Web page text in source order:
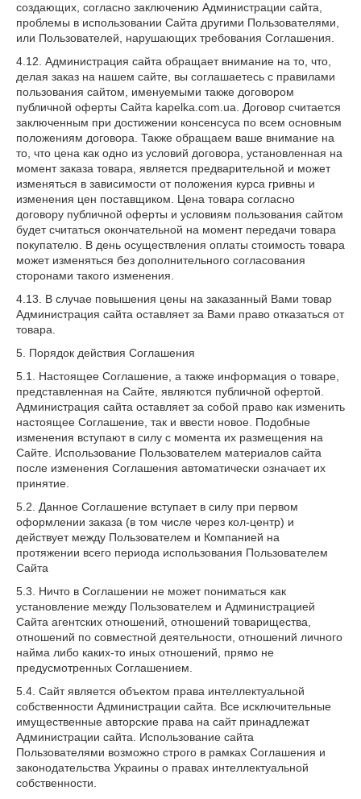
создающих, согласно заключению Администрации сайта,
проблемы в использовании Сайта другими Пользователями,
или Пользователей, нарушающих требования Соглашения.
4.12. Администрация сайта обращает внимание на то, что,
делая заказ на нашем сайте, вы соглашаетесь с правилами
пользования сайтом, именуемыми также договором
публичной оферты Сайта kapelka.com.ua. Договор считается
заключенным при достижении консенсуса по всем основным
положениям договора. Также обращаем ваше внимание на
то, что цена как одно из условий договора, установленная на
момент заказа товара, является предварительной и может
изменяться в зависимости от положения курса гривны и
изменения цен поставщиком. Цена товара согласно
договору публичной оферты и условиям пользования сайтом
будет считаться окончательной на момент передачи товара
покупателю. В день осуществления оплаты стоимость товара
может изменяться без дополнительного согласования
сторонами такого изменения.
4.13. В случае повышения цены на заказанный Вами товар
Администрация сайта оставляет за Вами право отказаться от
товара.
5. Порядок действия Соглашения
5.1. Настоящее Соглашение, а также информация о товаре,
представленная на Сайте, являются публичной офертой.
Администрация сайта оставляет за собой право как изменить
настоящее Соглашение, так и ввести новое. Подобные
изменения вступают в силу с момента их размещения на
Сайте. Использование Пользователем материалов сайта
после изменения Соглашения автоматически означает их
принятие.
5.2. Данное Соглашение вступает в силу при первом
оформлении заказа (в том числе через кол-центр) и
действует между Пользователем и Компанией на
протяжении всего периода использования Пользователем
Сайта
5.3. Ничто в Соглашении не может пониматься как
установление между Пользователем и Администрацией
Сайта агентских отношений, отношений товарищества,
отношений по совместной деятельности, отношений личного
найма либо каких-то иных отношений, прямо не
предусмотренных Соглашением.
5.4. Сайт является объектом права интеллектуальной
собственности Администрации сайта. Все исключительные
имущественные авторские права на сайт принадлежат
Администрации сайта. Использование сайта
Пользователями возможно строго в рамках Соглашения и
законодательства Украины о правах интеллектуальной
собственности.